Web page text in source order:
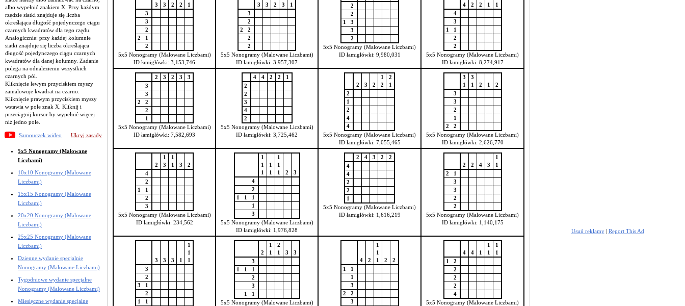
albo wypełnić znakiem X. Przy każdym
rzędzie siatki znajduje się liczba
określająca długość pojedynczego ciągu
czarnych kwadratów dla tego rzędu.
Analogicznie: przy każdej kolumnie
siatki znajduje się liczba określająca
długość pojedynczego ciągu czarnych
kwadratów dla danej kolumny. Zadanie
polega na odnalezieniu wszystkich
czarnych pól.
Kliknięcie lewym przyciskiem myszy
zamalowuje kwadrat na czarno.
Kliknięcie prawym przyciskiem myszy
wstawia w pole znak X. Kliknij i
przeciągnij kursor by wypełnić więcej
niż jedno pole.
Samouczek wideo Ukryj zasady
5x5 Nonogramy (Malowane
Liczbami)
10x10 Nonogramy (Malowane
Liczbami)
15x15 Nonogramy (Malowane
Liczbami)
20x20 Nonogramy (Malowane
Liczbami)
25x25 Nonogramy (Malowane
Liczbami)
Dzienne wydanie specjalnie
Nonogramy (Malowane Liczbami)
Tygodniowe wydanie specjalne
Nonogramy (Malowane Liczbami)
Miesięczne wydanie specjalne
3 3 2 2
1
3
3
2
2
1
2
5x5 Nonogramy (Malowane Liczbami)
ID łamigłówki: 3,153,746
3 3 2 3
1
3
2
2
2
2
2
5x5 Nonogramy (Malowane Liczbami)
ID łamigłówki: 3,957,307
2
2
1
3
3
2
5x5 Nonogramy (Malowane Liczbami)
ID łamigłówki: 9,980,031
4
2
2 1
1
4
3
1
1
2
2
5x5 Nonogramy (Malowane Liczbami)
ID łamigłówki: 8,274,917
2 3 2 3
3
3
3
2
2
2
1
5x5 Nonogramy (Malowane Liczbami)
ID łamigłówki: 7,582,693
4 4 2 2
1
2
2
3
4
2
5x5 Nonogramy (Malowane Liczbami)
ID łamigłówki: 3,725,462
2 3 2
1
2
2
1
2
1
2
4
4
5x5 Nonogramy (Malowane Liczbami)
ID łamigłówki: 7,055,465
3
1
3
1
2 1
2
3
3
2
1
2
2
5x5 Nonogramy (Malowane Liczbami)
ID łamigłówki: 2,626,770
2
1
3
1
1
3
2
4
2
1
1
2
3
5x5 Nonogramy (Malowane Liczbami)
ID łamigłówki: 234,562
1
1
1
1
1
1
1
1
2
3
4
2
1
1
1
1
3
5x5 Nonogramy (Malowane Liczbami)
ID łamigłówki: 1,976,828
2 4 3 2
2
4
4
2
2
1
5x5 Nonogramy (Malowane Liczbami)
ID łamigłówki: 1,616,219
2 2 4 3
1
1
2
1
3
3
2
2
5x5 Nonogramy (Malowane Liczbami)
ID łamigłówki: 1,140,175
3 3 3 1
1
1
1
3
2
3
1
2
1
1
2
1
1
2
1
3
3
3
1
1
1
2
3
1
1
5x5 Nonogramy (Malowane Liczbami)
4 2
1
1
1
2
2
1
1
1
3
2
2
3
4 4 1
1
1
1
1
1
2
2
2
2
4
5x5 Nonogramy (Malowane Liczbami)
Usuń reklamy| Report This Ad